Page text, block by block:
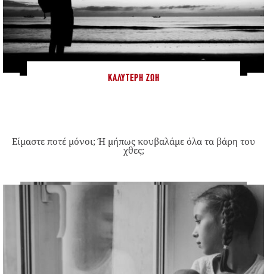
ΚΑΛΎΤΕΡΗ ΖΩΉ
Είμαστε ποτέ μόνοι; Ή μήπως κουβαλάμε όλα τα βάρη του
χθες;